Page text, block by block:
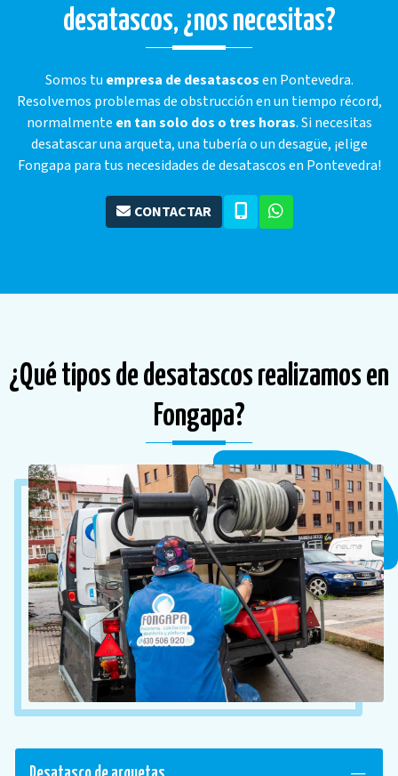
desatascos, ¿nos necesitas?
Somos tu empresa de desatascosen Pontevedra.
Resolvemos problemas de obstrucción en un tiempo récord,
normalmente en tan solo dos o tres horas. Si necesitas
desatascar una arqueta, una tubería o un desagüe, ¡elige
Fongapa para tus necesidades de desatascos en Pontevedra!
CONTACTAR
¿Qué tipos de desatascos realizamos en
Fongapa?